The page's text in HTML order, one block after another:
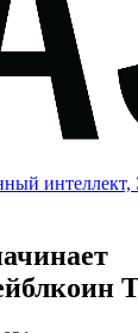
интеллект,